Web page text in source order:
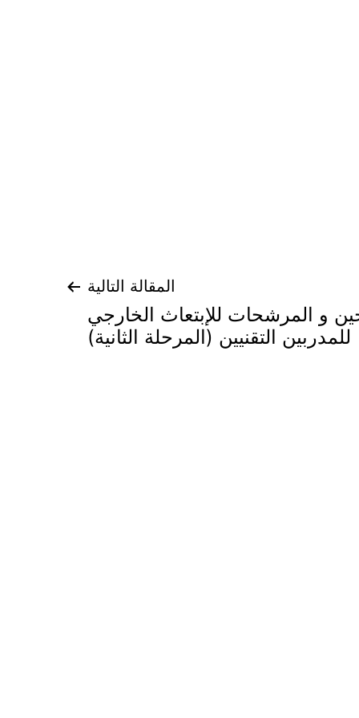
المقالة التالية
و المرشحات للإبتعاث الخارجي
للمدربين التقنيين (المرحلة الثانية)